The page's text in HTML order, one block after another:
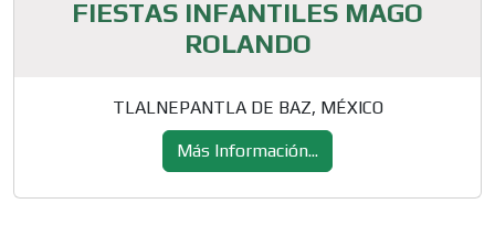
FIESTAS INFANTILES MAGO
ROLANDO
TLALNEPANTLA DE BAZ, MÉXICO
Más Información...